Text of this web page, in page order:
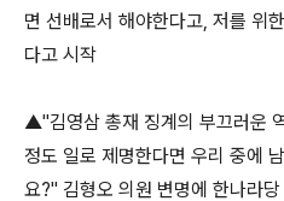
면 선배로서 해야한다고, 저를 위
다고 시작
▲"김영삼 총재 징계의 부끄러운
정도 일로 제명한다면 우리 중에
요?" 김형오 의원 변명에 한나라